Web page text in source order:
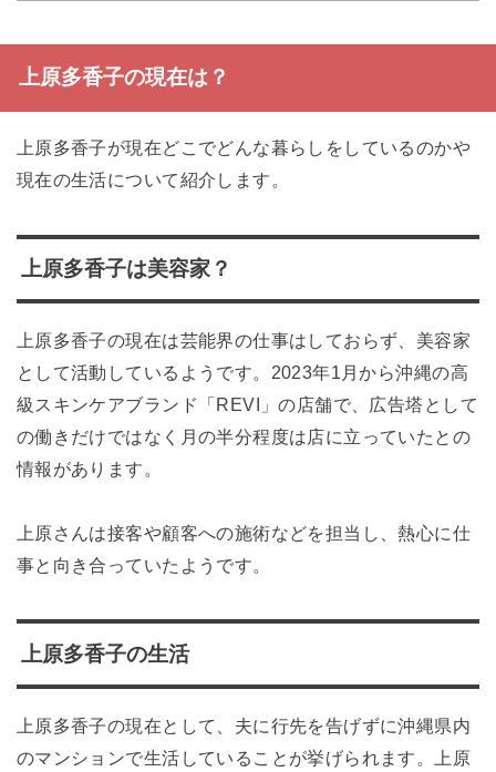
上原多香子の現在は？
上原多香子が現在どこでどんな暮らしをしているのかや
現在の生活について紹介します。
上原多香子は美容家？
上原多香子の現在は芸能界の仕事はしておらず、美容家
として活動しているようです。2023年1月から沖縄の高
級スキンケアブランド「REVI」の店舗で、広告塔として
の働きだけではなく月の半分程度は店に立っていたとの
情報があります。
上原さんは接客や顧客への施術などを担当し、熱心に仕
事と向き合っていたようです。
上原多香子の生活
上原多香子の現在として、夫に行先を告げずに沖縄県内
のマンションで生活していることが挙げられます。上原